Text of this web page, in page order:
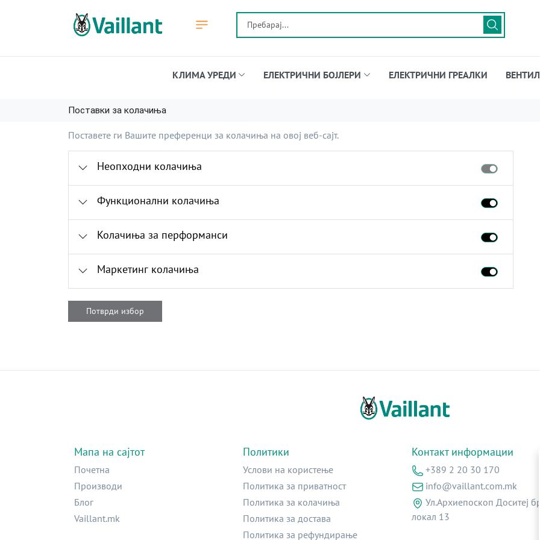
КЛИМА УРЕДИ ЕЛЕКТРИЧНИ БОЈЛЕРИ ЕЛЕКТРИЧНИ ГРЕАЛКИ
Поставки за колачиња
Поставете ги Вашите преференци за колачиња на овој веб-сајт.
Неопходни колачиња
Функционални колачиња
Колачиња за перформанси
Маркетинг колачиња
Потврди избор
Мапа на сајтот
Почетна
Производи
Блог
Vaillant.mk
Политики
Услови на користење
Политика за приватност
Политика за колачиња
Политика за достава
Политика за рефундирање
Контакт информации
+389 2 20 30 170
info@vaillant.com.mk
Ул.Архиепоскоп Доситеј
локал 13